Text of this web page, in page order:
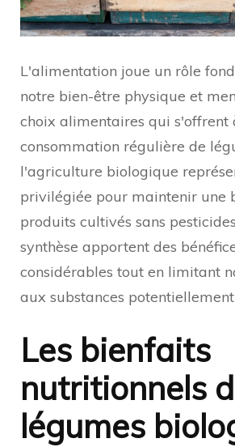
L'alimentation joue un rôle
notre bien-être physique et
choix alimentaires qui s'offrent
consommation régulière de
l'agriculture biologique
privilégiée pour maintenir une
produits cultivés sans
synthèse apportent des
considérables tout en limitant
aux substances
Les bienfaits
nutritionnels
légumes